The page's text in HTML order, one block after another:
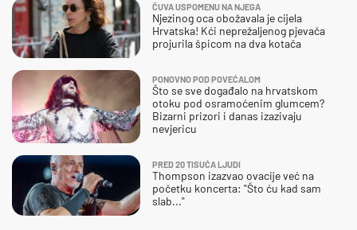
ČUVA USPOMENU NA NJEGA
Njezinog oca obožavala je cijela
Hrvatska! Kći neprežaljenog pjevača
projurila špicom na dva kotača
PONOVNO POD POVEĆALOM
Što se sve događalo na hrvatskom
otoku pod osramoćenim glumcem?
Bizarni prizori i danas izazivaju
nevjericu
PRED 20 TISUĆA LJUDI
Thompson izazvao ovacije već na
početku koncerta: "Što ću kad sam
slab..."